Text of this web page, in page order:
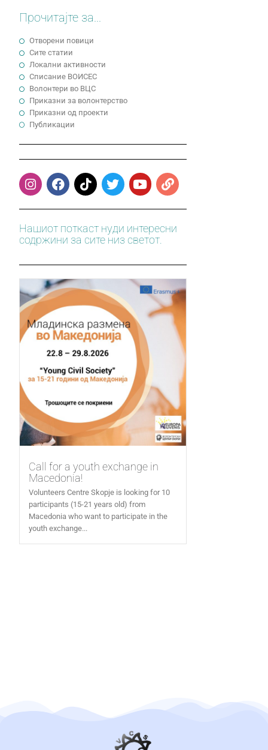
Прочитајте за...
Отворени повици
Сите статии
Локални активности
Cписание ВОИСЕС
Волонтери во ВЦС
Приказни за волонтерство
Приказни од проекти
Публикации
Нашиот поткаст нуди интересни
содржини за сите низ светот.
Call for a youth exchange in
Macedonia!
Volunteers Centre Skopje is looking for 10
participants (15-21 years old) from
Macedonia who want to participate in the
youth exchange...